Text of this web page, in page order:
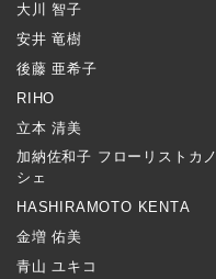
大川 智子
安井 竜樹
後藤 亜希子
RIHO
立本 清美
加納佐和子 フローリストカノ
シェ
HASHIRAMOTO KENTA
金増 佑美
青山 ユキコ